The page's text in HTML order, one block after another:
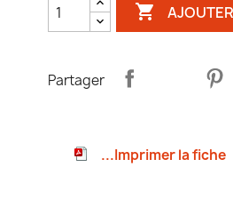

Partager
...Imprimer la fiche